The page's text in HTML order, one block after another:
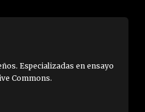
Especializadas en ensayo
Commons.